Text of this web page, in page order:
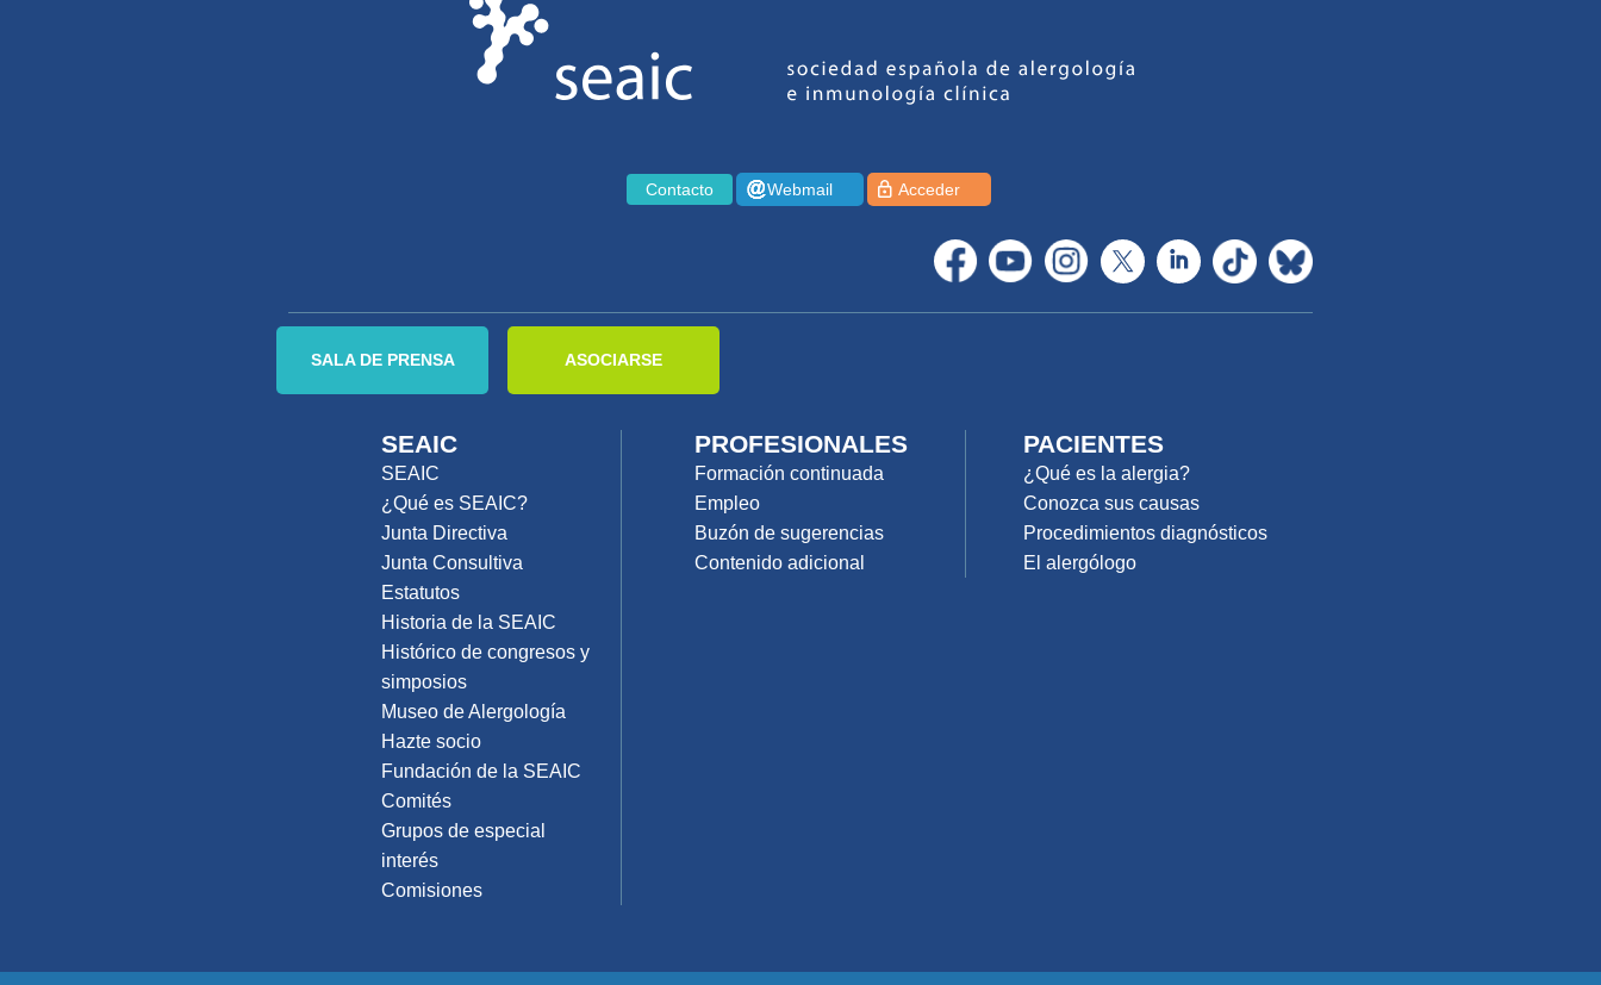
Contacto Webmail Acceder
SEAIC
SEAIC
¿Qué es SEAIC?
Junta Directiva
Junta Consultiva
Estatutos
Historia de la SEAIC
Histórico de congresos y
simposios
Museo de Alergología
Hazte socio
Fundación de la SEAIC
Comités
Grupos de especial
interés
Comisiones
PROFESIONALES
Formación continuada
Empleo
Buzón de sugerencias
Contenido adicional
PACIENTES
¿Qué es la alergia?
Conozca sus causas
Procedimientos diagnósticos
El alergólogo
SALA DE PRENSA ASOCIARSE